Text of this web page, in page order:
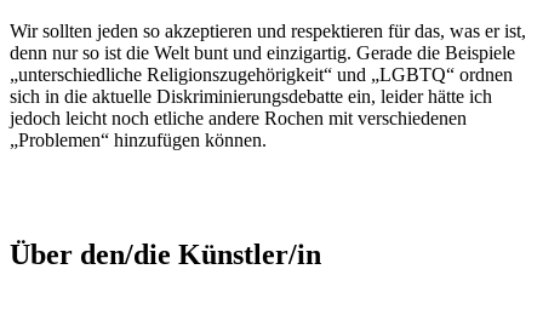
Wir sollten jeden so akzeptieren und respektieren für das, was er ist,
denn nur so ist die Welt bunt und einzigartig. Gerade die Beispiele
„unterschiedliche Religionszugehörigkeit“ und „LGBTQ“ ordnen
sich in die aktuelle Diskriminierungsdebatte ein, leider hätte ich
jedoch leicht noch etliche andere Rochen mit verschiedenen
„Problemen“ hinzufügen können.
Über den/die Künstler/in